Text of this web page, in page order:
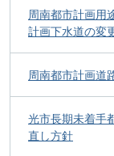
周南都市計画用
計画下水道の変
周南都市計画道
光市長期未着手
直し方針